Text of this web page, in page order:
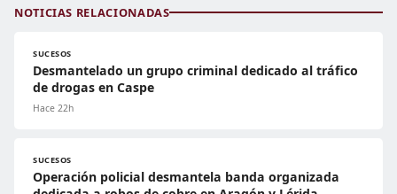
NOTICIAS RELACIONADAS
SUCESOS
Desmantelado un grupo criminal dedicado al tráfico
de drogas en Caspe
Hace 22h
SUCESOS
Operación policial desmantela banda organizada